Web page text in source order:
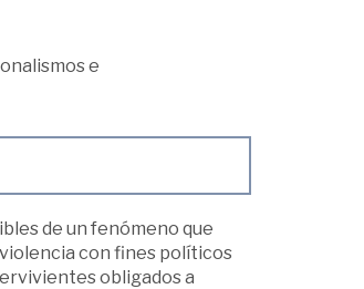
e
de un fenómeno que
con fines políticos
obligados a